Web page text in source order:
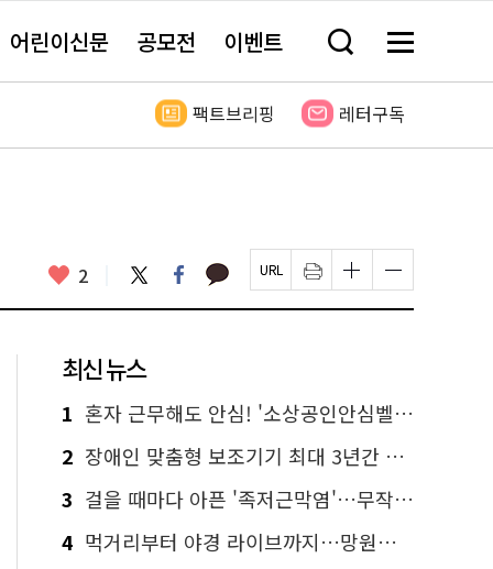
어린이신문 공모전 이벤트 검
창
기
메
전
보
팩트브리핑 레터구독
좋
요
2 트
위
터
페
이
스
카
카 페
이
지
인
쇄
하
글
자
크
하
기
글
자
크
하
기
최신 뉴스
1 혼자 근무해도 안심! '소상공인안심벨' 신청하세요
2 장애인 맞춤형 보조기기 최대 3년간 무상 대여…삶의 질 높인다
3 걸을 때마다 아픈 '족저근막염'…무작정 참지 말고 '이것' 해보세요!
4 먹거리부터 야경 라이브까지…망원한강공원 알짜 코스